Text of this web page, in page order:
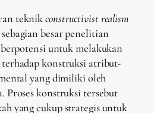
teknikconstructivist realism
besar penelitian
untuk melakukan
konstruksi atribut-
yang dimiliki oleh
Proses konstruksi tersebut
yang cukup strategis untuk